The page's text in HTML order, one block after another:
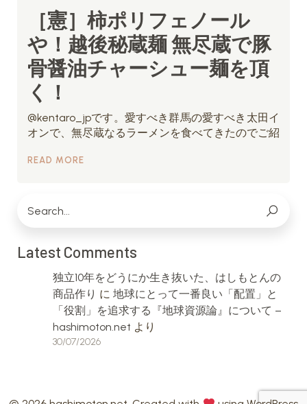
［憲］柿ポリフェノール
や！越後秘蔵麺 無尽蔵で豚
骨醤油チャーシュー麺を頂
く！
@kentaro_jpです。愛すべき群馬の愛すべき太田イ
オンで、無尽蔵なるラーメンを食べてきたのでご紹
READ MORE
Latest Comments
独立10年をどうにか生き抜いた、はしもとんの
商品作り に 地球にとって一番良い「配置」と
「役割」を追求する『地球資源論』について –
hashimoton.net より
30/07/2026